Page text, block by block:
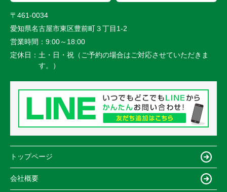
〒461-0034
愛知県名古屋市東区豊前町３丁目1-2
営業時間： 9:00～18:00
定休日： 土・日・祝（ご予約の場合はご対応させていただきま
す。）
トップページ
会社概要